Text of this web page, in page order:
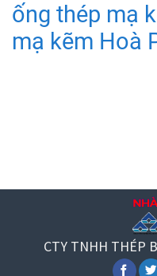
ống thép mạ
mạ kẽm Hoà
CTY TNHH THÉP